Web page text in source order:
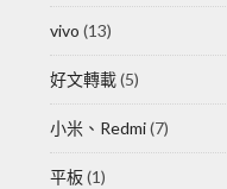
vivo (13)
好文轉載(5)
小米、Redmi(7)
平板(1)